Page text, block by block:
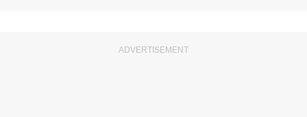
ADVERTISEMENT